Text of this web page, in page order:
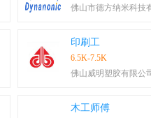
佛山市德方纳米科技
印刷工
6.5K-7.5K
佛山威明塑胶有限公
木工师傅